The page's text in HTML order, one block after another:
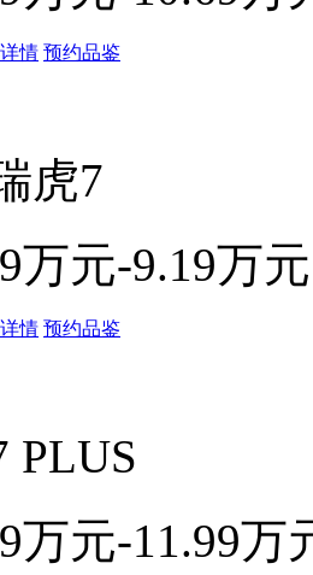
情 预约品鉴
虎7
万元-9.19万元
情 预约品鉴
PLUS
万元-11.99万